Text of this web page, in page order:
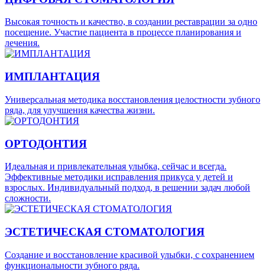
Высокая точность и качество, в создании реставрации за одно
посещение. Участие пациента в процессе планирования и
лечения.
ИМПЛАНТАЦИЯ
Универсальная методика восстановления целостности зубного
ряда, для улучшения качества жизни.
ОРТОДОНТИЯ
Идеальная и привлекательная улыбка, сейчас и всегда.
Эффективные методики исправления прикуса у детей и
взрослых. Индивидуальный подход, в решении задач любой
сложности.
ЭСТЕТИЧЕСКАЯ СТОМАТОЛОГИЯ
Создание и восстановление красивой улыбки, с сохранением
функциональности зубного ряда.